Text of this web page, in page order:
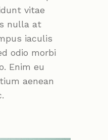
vitae
nulla at
iaculis
odio morbi
Enim eu
aenean